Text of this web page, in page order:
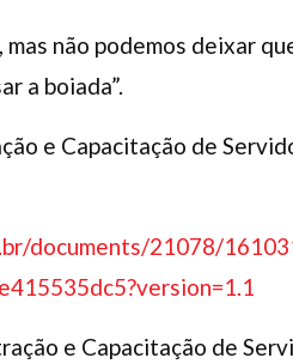
não podemos deixar
a boiada”.
e Capacitação de
documents/21078/
e Capacitação de